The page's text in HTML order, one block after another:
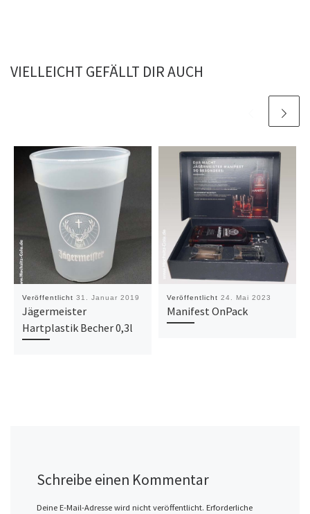
VIELLEICHT GEFÄLLT DIR AUCH
Veröffentlicht 31. Januar 2019
Jägermeister
Hartplastik Becher 0,3l
Veröffentlicht 24. Mai 2023
Manifest OnPack
Schreibe einen Kommentar
Deine E-Mail-Adresse wird nicht veröffentlicht. Erforderliche